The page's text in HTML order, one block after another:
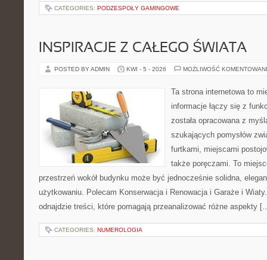
CATEGORIES: PODZESPOŁY GAMINGOWE
INSPIRACJE Z CAŁEGO ŚWIATA
POSTED BY ADMIN KWI - 5 - 2026 MOŻLIWOŚĆ
Ta strona internetowa to
informacje łączy się z
została opracowana z
szukających pomysłów
furtkami, miejscami
także poręczami. To
przestrzeń wokół budynku może być jednocześnie solidna,
użytkowaniu. Polecam Konserwacja i Renowacja i Garaże i
odnajdzie treści, które pomagają przeanalizować różne aspekty
CATEGORIES: NUMEROLOGIA